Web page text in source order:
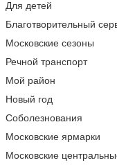
Для детей
Благотворительный
Московские сезоны
Речной транспорт
Мой район
Новый год
Соболезнования
Московские ярмарки
Московские